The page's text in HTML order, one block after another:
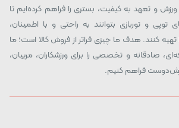
و تعهد به کیفیت، بستری را فراهم کرده‌ایم تا
توپی و توربازی بتوانند به راحتی و با اطمینان،
تهیه کنند. هدف ما چیزی فراتر از فروش کالا است؛ ما
صادقانه و تخصصی را برای ورزشکاران، مربیان،
فراهم کنیم.